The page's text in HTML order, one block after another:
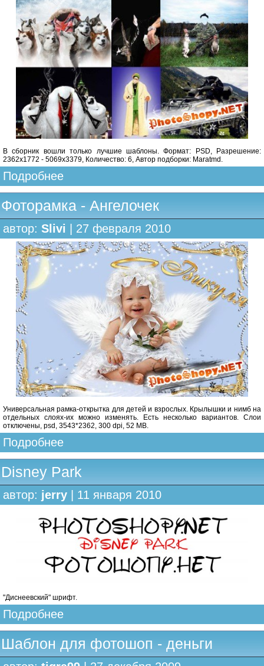
В сборник вошли только лучшие шаблоны. Формат: PSD, Разрешение:
2362х1772 - 5069х3379, Количество: 6, Автор подборки: Maratmd.
Подробнее
Фоторамка - Ангелочек
автор: Slivi | 27 февраля 2010
Универсальная рамка-открытка для детей и взрослых. Крылышки и нимб на
отдельных слоях-их можно изменять. Есть несколько вариантов. Слои
отключены, psd, 3543*2362, 300 dpi, 52 MB.
Подробнее
Disney Park
автор: jerry | 11 января 2010
"Диснеевский" шрифт.
Подробнее
Шаблон для фотошоп - деньги